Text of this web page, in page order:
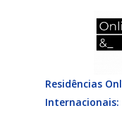
Residências
Internacionais: